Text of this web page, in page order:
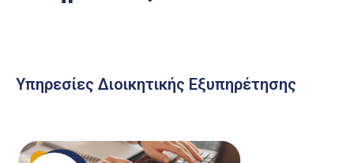
Υπηρεσίες Διοικητικής Εξυπηρέτησης